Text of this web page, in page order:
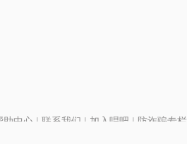
助中心 | 联系我们 | 加入唱吧 | 防诈骗专栏